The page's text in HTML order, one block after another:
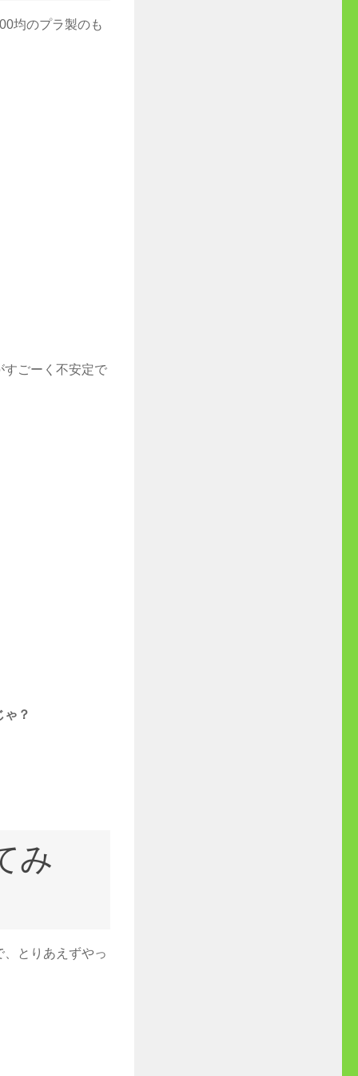
均のプラ製のも
すごーく不安定で
？
み
とりあえずやっ